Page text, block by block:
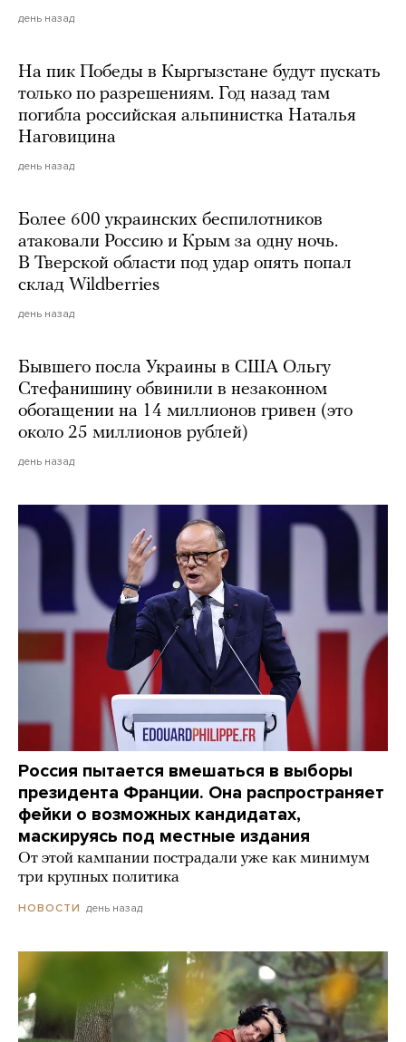
день назад
На пик Победы в Кыргызстане будут пускать
только по разрешениям. Год назад там
погибла российская альпинистка Наталья
Наговицина
день назад
Более 600 украинских беспилотников
атаковали Россию и Крым за одну ночь.
В Тверской области под удар опять попал
склад Wildberries
день назад
Бывшего посла Украины в США Ольгу
Стефанишину обвинили в незаконном
обогащении на 14 миллионов гривен (это
около 25 миллионов рублей)
день назад
Россия пытается вмешаться в выборы
президента Франции. Она распространяет
фейки о возможных кандидатах,
маскируясь под местные издания
От этой кампании пострадали уже как минимум
три крупных политика
НОВОСТИ день назад